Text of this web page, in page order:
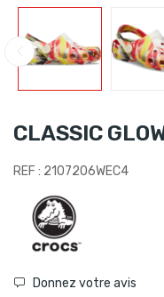
CLASSIC
REF : 2107206WEC4
Donnez votre avis